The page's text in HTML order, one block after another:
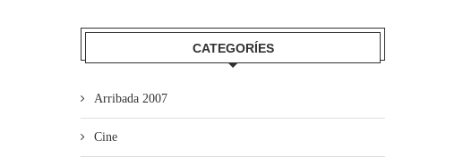
CATEGORÍES
Arribada 2007
Cine